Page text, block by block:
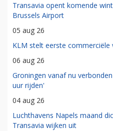
Transavia opent komende
Brussels Airport
05 aug 26
KLM stelt eerste
06 aug 26
Groningen vanaf nu
uur rijden'
04 aug 26
Luchthavens Napels maand
Transavia wijken uit